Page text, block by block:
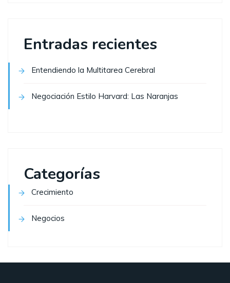
Entradas recientes
Entendiendo la Multitarea Cerebral
Negociación Estilo Harvard: Las Naranjas
Categorías
Crecimiento
Negocios